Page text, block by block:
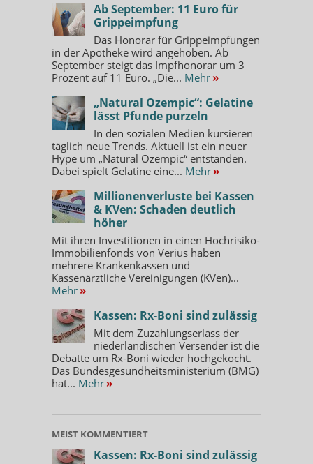
Ab September: 11 Euro für
Grippeimpfung
Das Honorar für Grippeimpfungen
in der Apotheke wird angehoben. Ab
September steigt das Impfhonorar um 3
Prozent auf 11 Euro. „Die... Mehr »
„Natural Ozempic“: Gelatine
lässt Pfunde purzeln
In den sozialen Medien kursieren
täglich neue Trends. Aktuell ist ein neuer
Hype um „Natural Ozempic“ entstanden.
Dabei spielt Gelatine eine... Mehr »
Millionenverluste bei Kassen
& KVen: Schaden deutlich
höher
Mit ihren Investitionen in einen Hochrisiko-
Immobilienfonds von Verius haben
mehrere Krankenkassen und
Kassenärztliche Vereinigungen (KVen)...
Mehr »
Kassen: Rx-Boni sind zulässig
Mit dem Zuzahlungserlass der
niederländischen Versender ist die
Debatte um Rx-Boni wieder hochgekocht.
Das Bundesgesundheitsministerium (BMG)
hat... Mehr »
MEIST KOMMENTIERT
Kassen: Rx-Boni sind zulässig